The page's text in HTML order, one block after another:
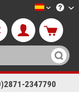
LTT-
2347790